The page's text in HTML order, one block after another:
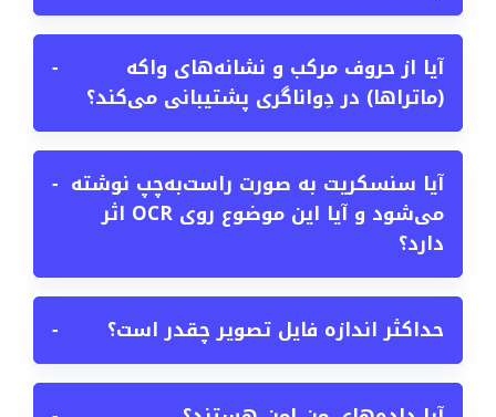
آیا از حروف مرکب و نشانه‌های واکه
(ماتراها) در دِواناگری پشتیبانی می‌کند؟
−
آیا سنسکریت به صورت راست‌به‌چپ نوشته
می‌شود و آیا این موضوع روی OCR اثر
دارد؟
−
حداکثر اندازه فایل تصویر چقدر است؟ −